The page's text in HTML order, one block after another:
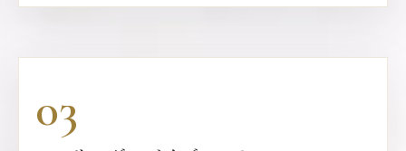
03